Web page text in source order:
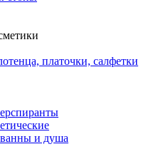
платочки, салфетки
и душа